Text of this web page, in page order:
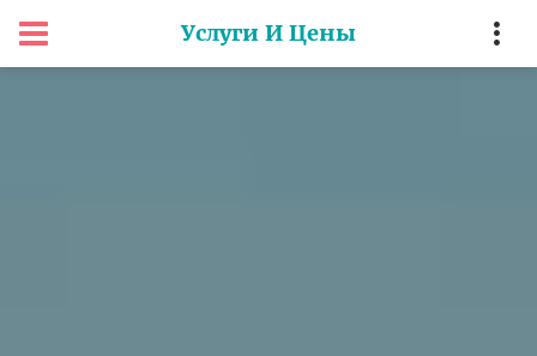
Услуги И Цены